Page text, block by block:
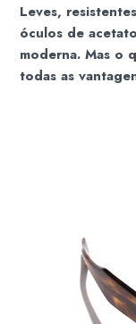
Leves,
óculos de
moderna. Mas o
todas as